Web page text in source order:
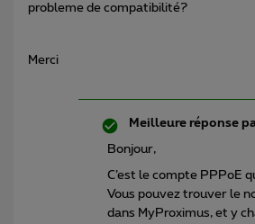
probleme de compatibilité?
Merci
Meilleure réponse
Bonjour,
C’est le compte PPPoE
Vous pouvez trouver le
dans MyProximus, et y